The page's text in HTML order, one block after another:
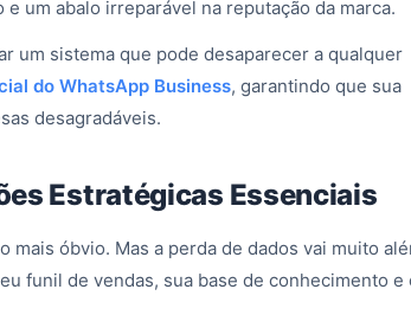
um abalo irreparável na reputação da marca.
um sistema que pode desaparecer a qualquer
do WhatsApp Business, garantindo que sua
desagradáveis.
Estratégicas Essenciais
mais óbvio. Mas a perda de dados vai muito
funil de vendas, sua base de conhecimento e